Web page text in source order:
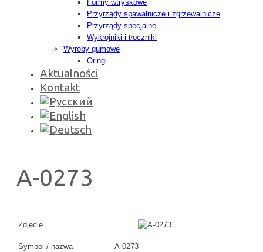
Formy wtryskowe
Przyrządy spawalnicze i zgrzewalnicze
Przyrządy specjalne
Wykrojniki i tłoczniki
Wyroby gumowe
Oringi
Aktualności
Kontakt
A-0273
Zdjęcie
Symbol / nazwa
A-0273